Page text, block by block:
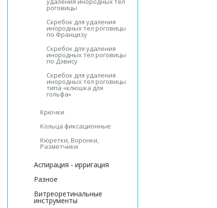
роговицы
Скребок для удаления
инородных тел роговицы
по Францизу
Скребок для удаления
инородных тел роговицы
по Дэвису
Скребок для удаления
инородных тел роговицы
типа «клюшка для
гольфа»
Крючки
Кольца фиксационные
Кюретки, Воронки,
Разметчики
Аспирация - ирригация
Разное
Витреоретинальные
инструменты